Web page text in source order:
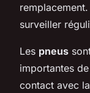
surveiller
Les pneus
importantes
contact avec